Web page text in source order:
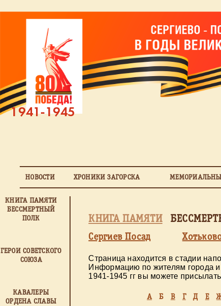
1941-1945
НОВОСТИ ХРОНИКИ ЗАГОРСКА
КНИГА ПАМЯТИ
БЕССМЕРТНЫЙ
ПОЛК
ГЕРОИ СОВЕТСКОГО
СОЮЗА
КАВАЛЕРЫ
ОРДЕНА СЛАВЫ
КНИГА ПАМЯТИ
Cергиев Посад
Страница находится в стадии
Информацию по жителям города и
1941-1945 гг вы можете
А Б В Г Д Е